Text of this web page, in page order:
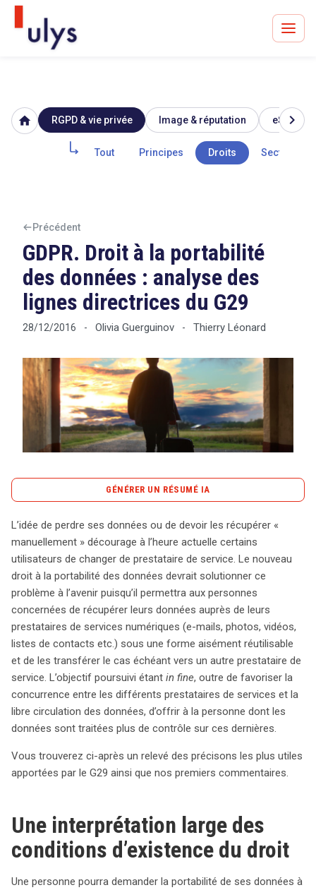
Avocats à Paris & Bruxelles
Leader en droit de l'innovation depuis 30 ans
Tout sur le RGPD
Tout sur le droit de l'innovation
Rechercher
CONTACT
home RGPD & vie privée Image & réputation eSanté
Tout Principes Droits Secteur
chevron_right
Précédent
GDPR. Droit à la portabilité
des données : analyse des
lignes directrices du G29
28/12/2016 - Olivia Guerguinov - Thierry Léonard
GÉNÉRER UN RÉSUMÉ IA
Le droit à la portabilité des données, introduit par le
GDPR, vise à renforcer le contrôle des utilisateurs sur
leurs informations personnelles, facilitant ainsi leur
transfert entre différents prestataires de services
numériques. Ce droit permet aux individus de récupérer
leurs données, telles que les e-mails, photos et
contacts, sous un format réutilisable, encourageant
ainsi la concurrence et la libre circulation des données.
Les conditions d’application sont larges : tout traitement
automatisé de données fournies par une personne, basé
sur son consentement ou un contrat, est concerné.
Cependant, ce processus doit respecter les droits des
pas compromettre les droits d’autres personnes,
comme celles figurant dans un répertoire de contacts.
utilisateurs de sélectionner les données à transférer, en
éliminant celles relatives à des tiers. Malgré l’initiative
notamment sur les modalités techniques de
L’idée de perdre ses données ou de devoir les récupérer «
manuellement » décourage à l’heure actuelle certains
utilisateurs de changer de prestataire de service. Le nouveau
droit à la portabilité des données devrait solutionner ce
problème à l’avenir puisqu’il permettra aux personnes
concernées de récupérer leurs données auprès de leurs
prestataires de services numériques (e-mails, photos, vidéos,
listes de contacts etc.) sous une forme aisément réutilisable
et de les transférer le cas échéant vers un autre prestataire de
service. L’objectif poursuivi étant in fine, outre de favoriser la
concurrence entre les différents prestataires de services et la
libre circulation des données, d’offrir à la personne dont les
données sont traitées plus de contrôle sur ces dernières.
Vous trouverez ci-après un relevé des précisons les plus utiles
apportées par le G29 ainsi que nos premiers commentaires.
Une interprétation large des
conditions d’existence du droit
Une personne pourra demander la portabilité de ses données à